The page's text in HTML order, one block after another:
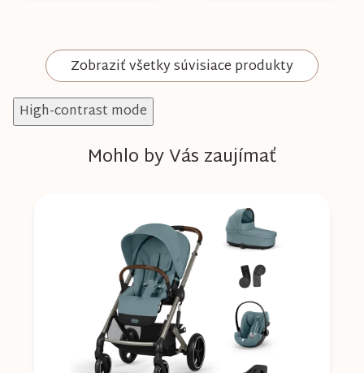
Zobraziť všetky súvisiace produkty
High-contrast mode
Mohlo by Vás zaujímať